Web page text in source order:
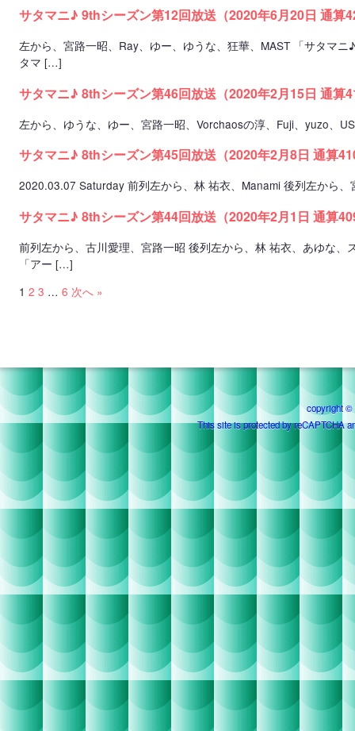
サタマニ♪ 9thシーズン第12回放送（2020年6月20日 通算
左から、宮路一昭、Ray、ゆー、ゆうな、狂華、MAST 「サタマ
タマ […]
サタマニ♪ 8thシーズン第46回放送（2020年2月15日 通算
左から、ゆうな、ゆー、宮路一昭、Vorchaosの淳、Fuji、yuzo、
サタマニ♪ 8thシーズン第45回放送（2020年2月8日 通算
2020.03.07 Saturday 前列左から、林 祐衣、Manami 後列左から
サタマニ♪ 8thシーズン第44回放送（2020年2月1日 通算
前列左から、古川愛理、宮路一昭 後列左から、林 祐衣、あゆな
「アー […]
1 2 3 … 6 次へ »
copyright ©
This site is protected by reCAPTCHA